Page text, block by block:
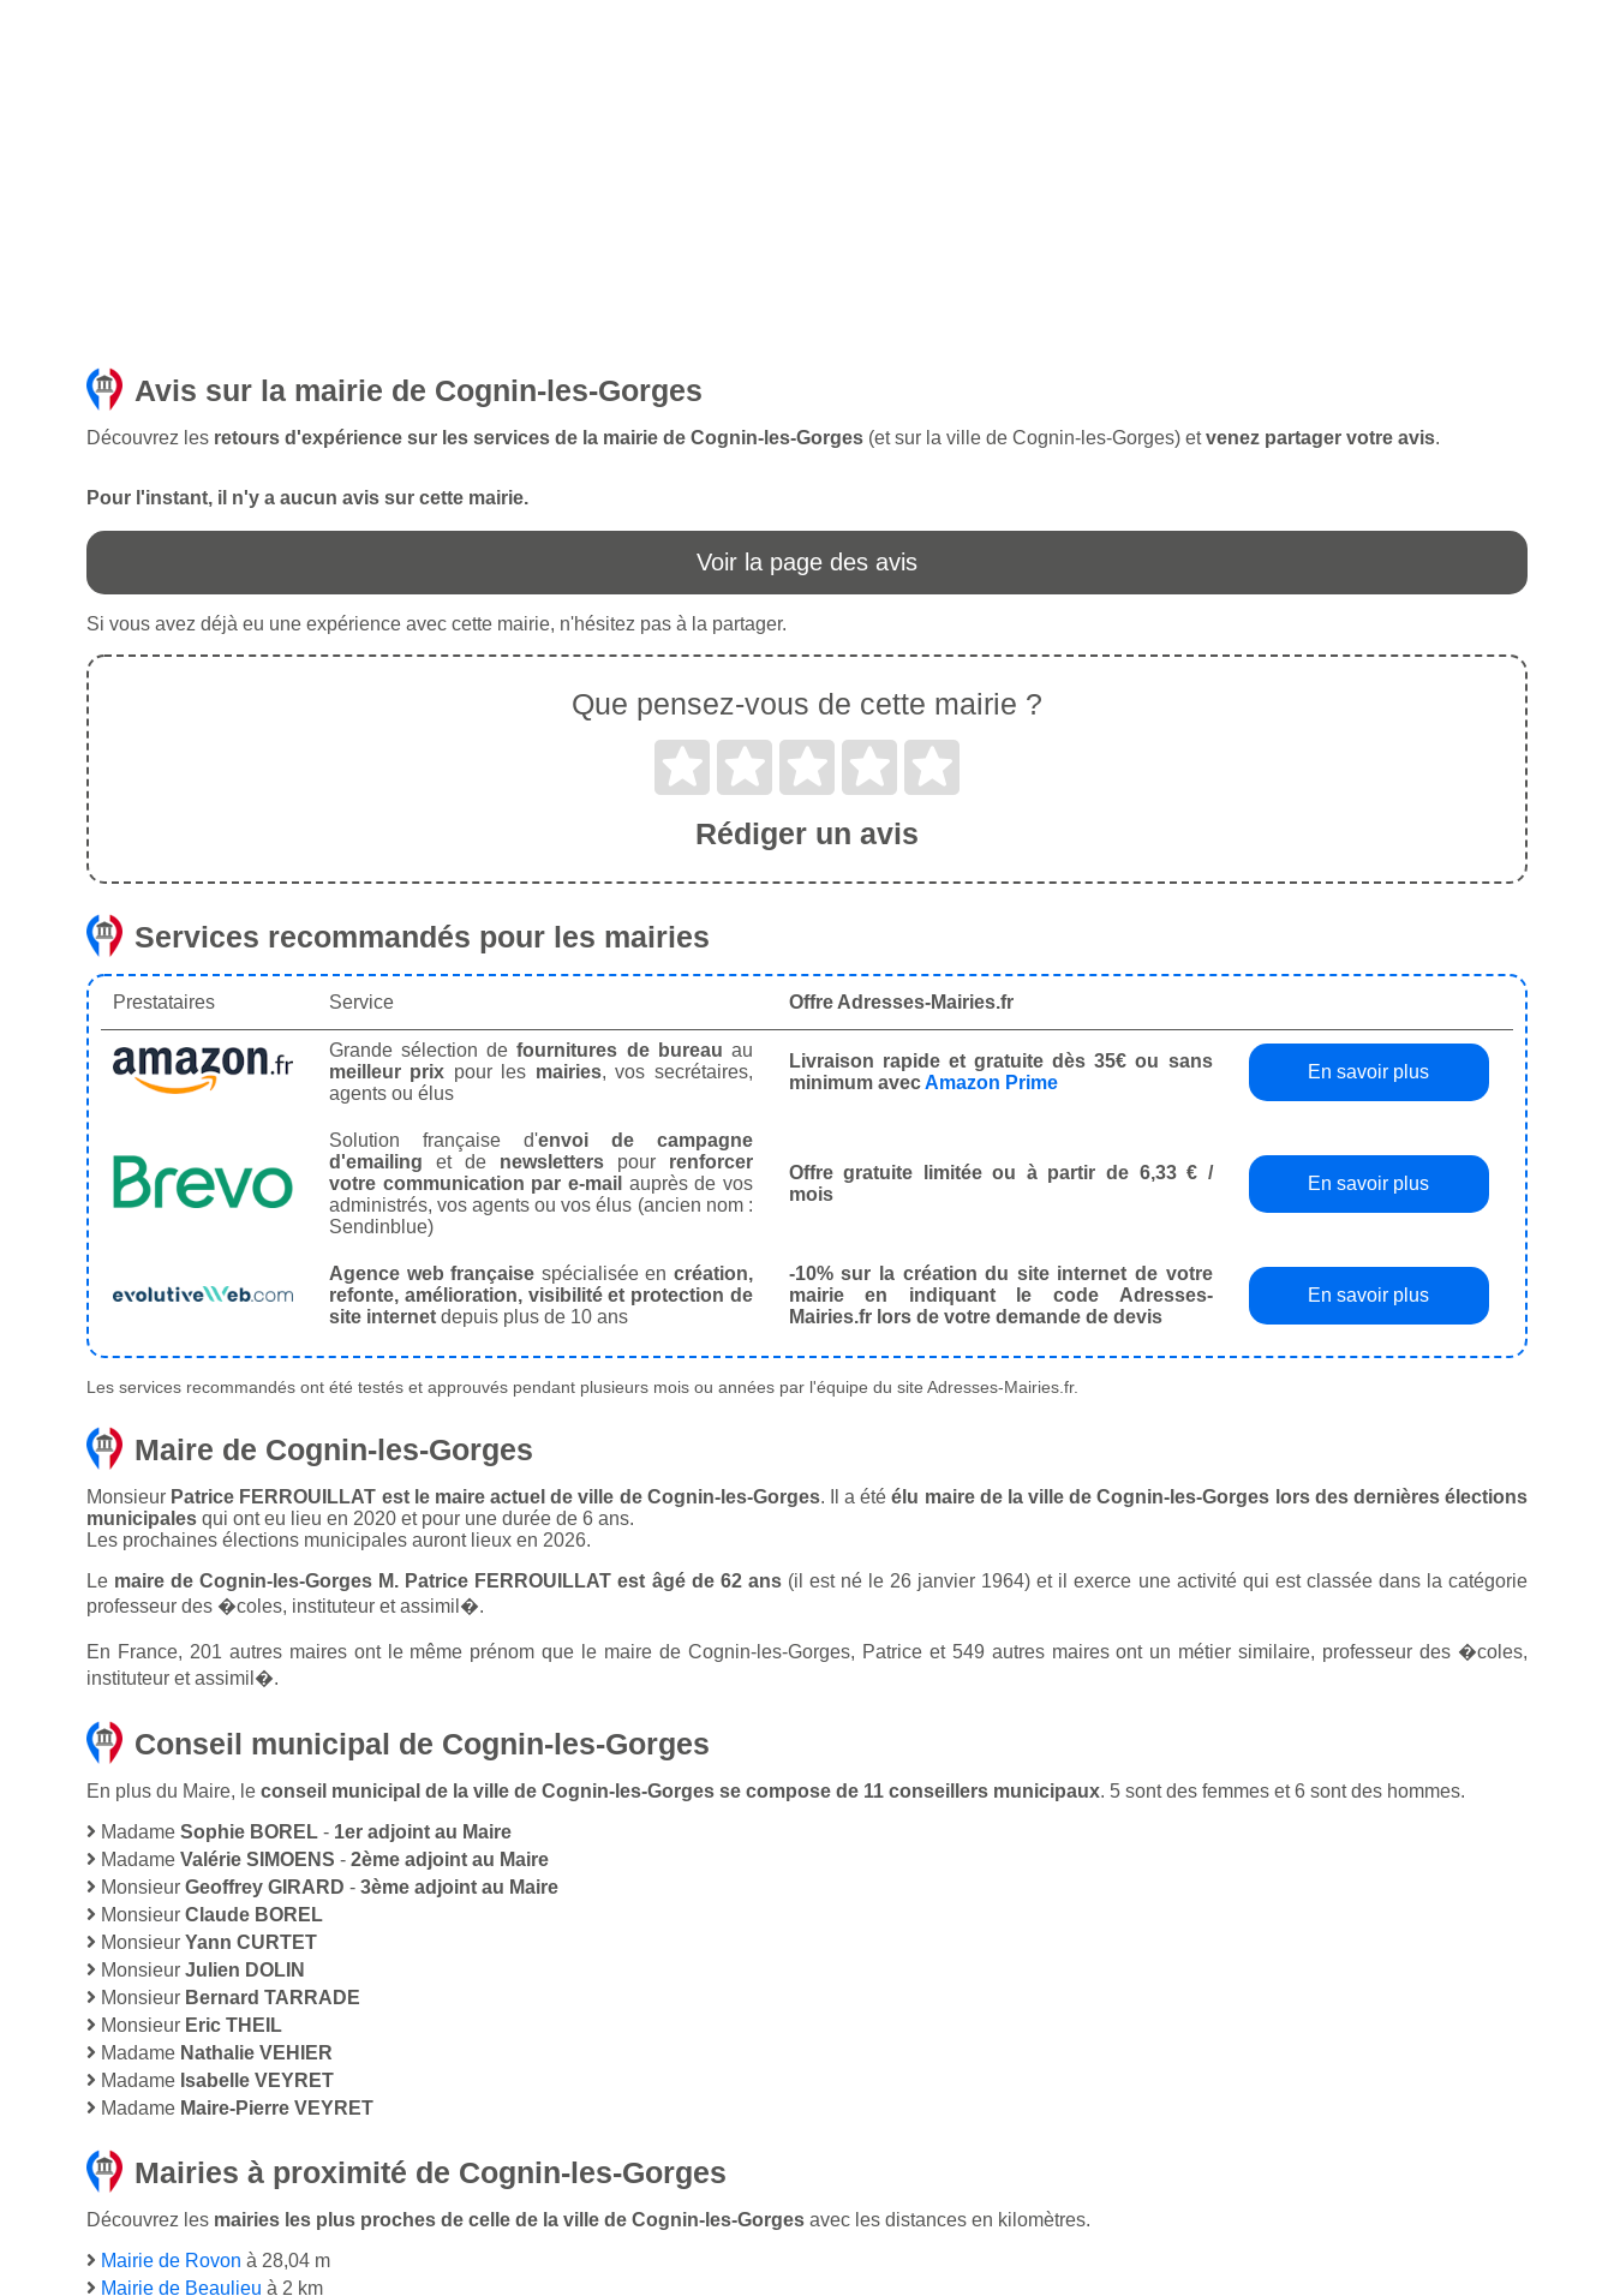
Avis sur la mairie de Cognin-les-Gorges
Découvrez les retours d'expérience sur les services de la mairie de Cognin-les-Gorges (et sur la ville de Cognin-les-Gorges) etvenez partager votre avis.
Pour l'instant, il n'y a aucun avis sur cette mairie.
Voir la page des avis
Si vous avez déjà eu une expérience avec cette mairie, n'hésitez pas à la partager.
Que pensez-vous de cette mairie ?
Rédiger un avis
Services recommandés pour les mairies
Prestataires Service Offre Adresses-Mairies.fr
Grande sélection defournitures de bureau au
meilleur prix pour les mairies, vos secrétaires,
agents ou élus
Livraison rapide et gratuite dès 35€ ou sans
minimum avecAmazon Prime
En savoir plus
Solution française d'envoi de campagne
d'emailing et de newsletterspour renforcer
votre communication par e-mail auprès de vos
administrés, vos agents ou vos élus (ancien nom :
Sendinblue)
Offre gratuite limitée ou à partir de 6,33 € /
mois
En savoir plus
Agence web française spécialisée en création,
refonte, amélioration, visibilité et protection de
site internet depuis plus de 10 ans
-10% sur la création du site internet de votre
mairie en indiquant le code Adresses-
Mairies.fr lors de votre demande de devis
En savoir plus
Les services recommandés ont été testés et approuvés pendant plusieurs mois ou années par l'équipe du site Adresses-Mairies.fr.
Maire de Cognin-les-Gorges
Monsieur Patrice FERROUILLAT est le maire actuel de ville de Cognin-les-Gorges. Il a étéélu maire de la ville de Cognin-les-Gorges lors des dernières élections
municipales qui ont eu lieu en 2020 et pour une durée de 6 ans.
Les prochaines élections municipales auront lieux en 2026.
Le maire de Cognin-les-Gorges M. Patrice FERROUILLAT est âgé de 62 ans(il est né le 26 janvier 1964) et il exerce une activité qui est classée dans la catégorie
professeur des �coles, instituteur et assimil�.
En France, 201 autres maires ont le même prénom que le maire de Cognin-les-Gorges, Patrice et 549 autres maires ont un métier similaire, professeur des �coles,
instituteur et assimil�.
Conseil municipal de Cognin-les-Gorges
En plus du Maire, le conseil municipal de la ville de Cognin-les-Gorges se compose de 11 conseillers municipaux. 5 sont des femmes et 6 sont des hommes.
Madame Sophie BOREL - 1er adjoint au Maire
Madame Valérie SIMOENS - 2ème adjoint au Maire
Monsieur Geoffrey GIRARD - 3ème adjoint au Maire
Monsieur Claude BOREL
Monsieur Yann CURTET
Monsieur Julien DOLIN
Monsieur Bernard TARRADE
Monsieur Eric THEIL
Madame Nathalie VEHIER
Madame Isabelle VEYRET
Madame Maire-Pierre VEYRET
Mairies à proximité de Cognin-les-Gorges
Découvrez les mairies les plus proches de celle de la ville de Cognin-les-Gorges avec les distances en kilomètres.
Mairie de Rovon à 28,04 m
Mairie de Beaulieu à 2 km